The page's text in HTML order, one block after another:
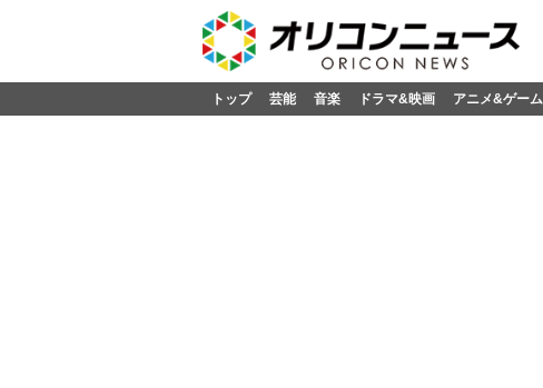
トップ 芸能 音楽 ドラマ&映画 アニメ&ゲーム